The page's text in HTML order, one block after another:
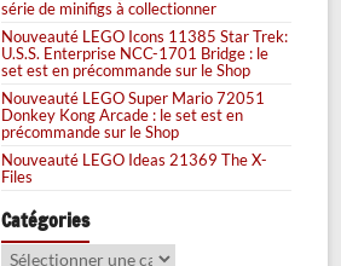
série de minifigs à collectionner
Nouveauté LEGO Icons 11385 Star Trek:
U.S.S. Enterprise NCC-1701 Bridge : le
set est en précommande sur le Shop
Nouveauté LEGO Super Mario 72051
Donkey Kong Arcade : le set est en
précommande sur le Shop
Nouveauté LEGO Ideas 21369 The X-
Files
Catégories
Catégories